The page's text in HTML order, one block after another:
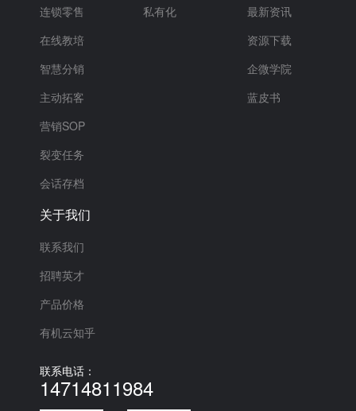
联系电话：
14714811984
连锁零售
在线教培
智慧分销
主动拓客
营销SOP
裂变任务
会话存档
私有化
最新资讯
资源下载
企微学院
蓝皮书
关于我们
联系我们
招聘英才
产品价格
有机云知乎